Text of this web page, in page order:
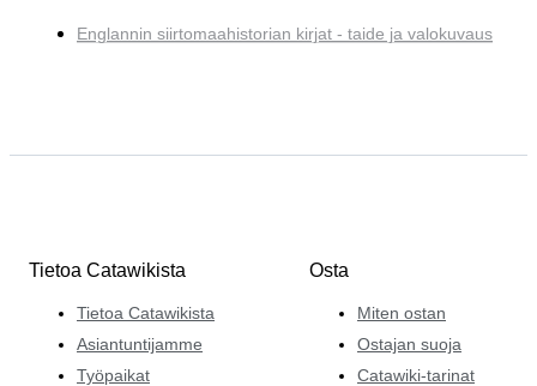
Englannin siirtomaahistorian kirjat - taide ja valokuvaus
Tietoa Catawikista
Tietoa Catawikista
Asiantuntijamme
Työpaikat
Osta
Miten ostan
Ostajan suoja
Catawiki-tarinat